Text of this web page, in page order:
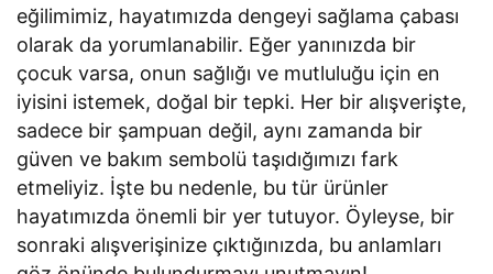
eğilimimiz, hayatımızda dengeyi sağlama çabası
olarak da yorumlanabilir. Eğer yanınızda bir
çocuk varsa, onun sağlığı ve mutluluğu için en
iyisini istemek, doğal bir tepki. Her bir alışverişte,
sadece bir şampuan değil, aynı zamanda bir
güven ve bakım sembolü taşıdığımızı fark
etmeliyiz. İşte bu nedenle, bu tür ürünler
hayatımızda önemli bir yer tutuyor. Öyleyse, bir
sonraki alışverişinize çıktığınızda, bu anlamları